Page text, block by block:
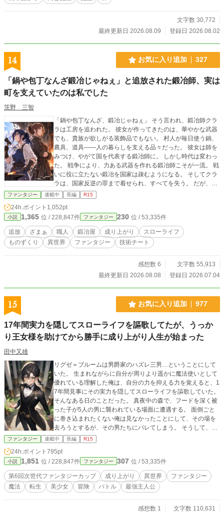
文字数 30,772
最終更新日 2026.08.09
登録日 2026.08.02
14 お気に入り追加 327
「鍋や包丁なんざ鍛冶じゃねぇ」と追放された鍛冶師、実は
町を支えていたのは私でした
茨野 三智
「鍋や包丁なんざ、鍛冶じゃねぇ」 そう言われ、鍛冶師クラ
ラは工房を追われた。 彼女が作ってきたのは、華やかな武器
でも、貴族が欲しがる装飾品でもない。 村人が毎日使う鍋、
農具、道具――人の暮らしを支える品々だった。 彼女は師を
みつけ、やがて国を代表する鍛冶師に。 しかし時代は変わっ
た。 戦争により、力ある武器を作れる鍛冶師こそが一流。 戦
いに役に立たない鍛冶を国家は疎むようになる。 そしてクラ
ラは、国家反逆の罪まで着せられ、すべてを失う。 だが、彼
女の技術を本当に知る者たちはいた。 最後の弟子リュート
は、師匠が残した「ものづくりの心」を胸に、新たな道を歩
み始める。 壊れた道具を直し、 村の不便を解決し、 誰も気
づかなかった価値を形に変えていく。 やがて人々は気づく。
本当に国を支えていたのは、戦うための武器だけではなかっ
たのだと。 これは、追放された鍛冶師と、その意志を受け継
いだ弟子が、 忘れられた職人の力で世界を変えていく物語。
ファンタジー 連載中 長編 R15
24h.ポイント 1,052pt
小説 1,365 位 / 228,847件 ファンタジー 230 位 / 53,335件
追放 ざまぁ 職人 鍛冶屋 成り上がり
スローライフ
ものずくり
異世界 ファンタジー 技術チート
感想数 6
文字数 55,913
最終更新日 2026.08.08
登録日 2026.07.04
15 お気に入り追加 977
17年間実力を隠してスローライフを謳歌してたが、うっか
り王女様を助けてから勝手に成り上がり人生が始まった
田中又雄
リグゼ＝ブルームは男爵家のハズレ三男…ということにして
いた。 生まれながらに自分が周りより遥かに魔法使いとして
優れている理解した俺は、自分の力を抑える力を覚えると、1
7年間見事にその実力を隠してスローライフを謳歌していた。
そんなある日のことだった。 真夜中の森で、フードを深く被
った子が5人の男に襲われている場面に遭遇する。 面倒ごと
に巻き込まれたくない俺は見なかったことにして、その場を
去ろうとするが、その男たちにバレてしまう。 そうして、戦
闘になるとそいつらは中々に強かったが、傷一つつけられる
ことなく勝利を収める。 そのまま、奴らを縛ってその場を攫
うとすると少女が俺の手を掴む。 「助けてくれて…ありがと
うございます」と、フードを取るとその子は大国の第一王女
ラルフ＝クラムであった。 そして、倒したのが近年話題にな
っていた最強の盗賊団の幹部たちであると知る。 こうして、
王女に目をつけられたことで、勝手に成り上がり人生が始め
ファンタジー 連載中 長編 R15
24h.ポイント 795pt
小説 1,851 位 / 228,847件 ファンタジー 307 位 / 53,335件
第6回次世代ファンタジーカップ 成り上がり 異世界
ファンタジー
魔法
転生 美少女 冒険 バトル 最強主人公
感想数 1
文字数 110,631